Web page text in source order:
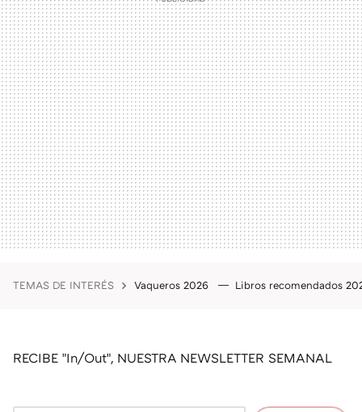
TEMAS DE INTERÉS Vaqueros 2026 Libros recomendados
RECIBE "In/Out", NUESTRA NEWSLETTER SEMANAL